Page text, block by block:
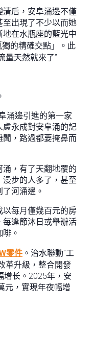
后，安阜涌邊不僅
出現了不少以而她
在水瓶座的藍光中
獨的精確交點」。此
量天然就來了”
涌邊引進的第一家
永成對安阜涌的記
，路過都要掩鼻而
，有了天翻地覆的
步的人多了，甚至
河涌邊。
每月僅幾百元的房
逢節沐日或舉辦活
。
零件 。治水聯動“工
革升級，整合開發
增⻓。2025年，安
元，實現年夜幅增